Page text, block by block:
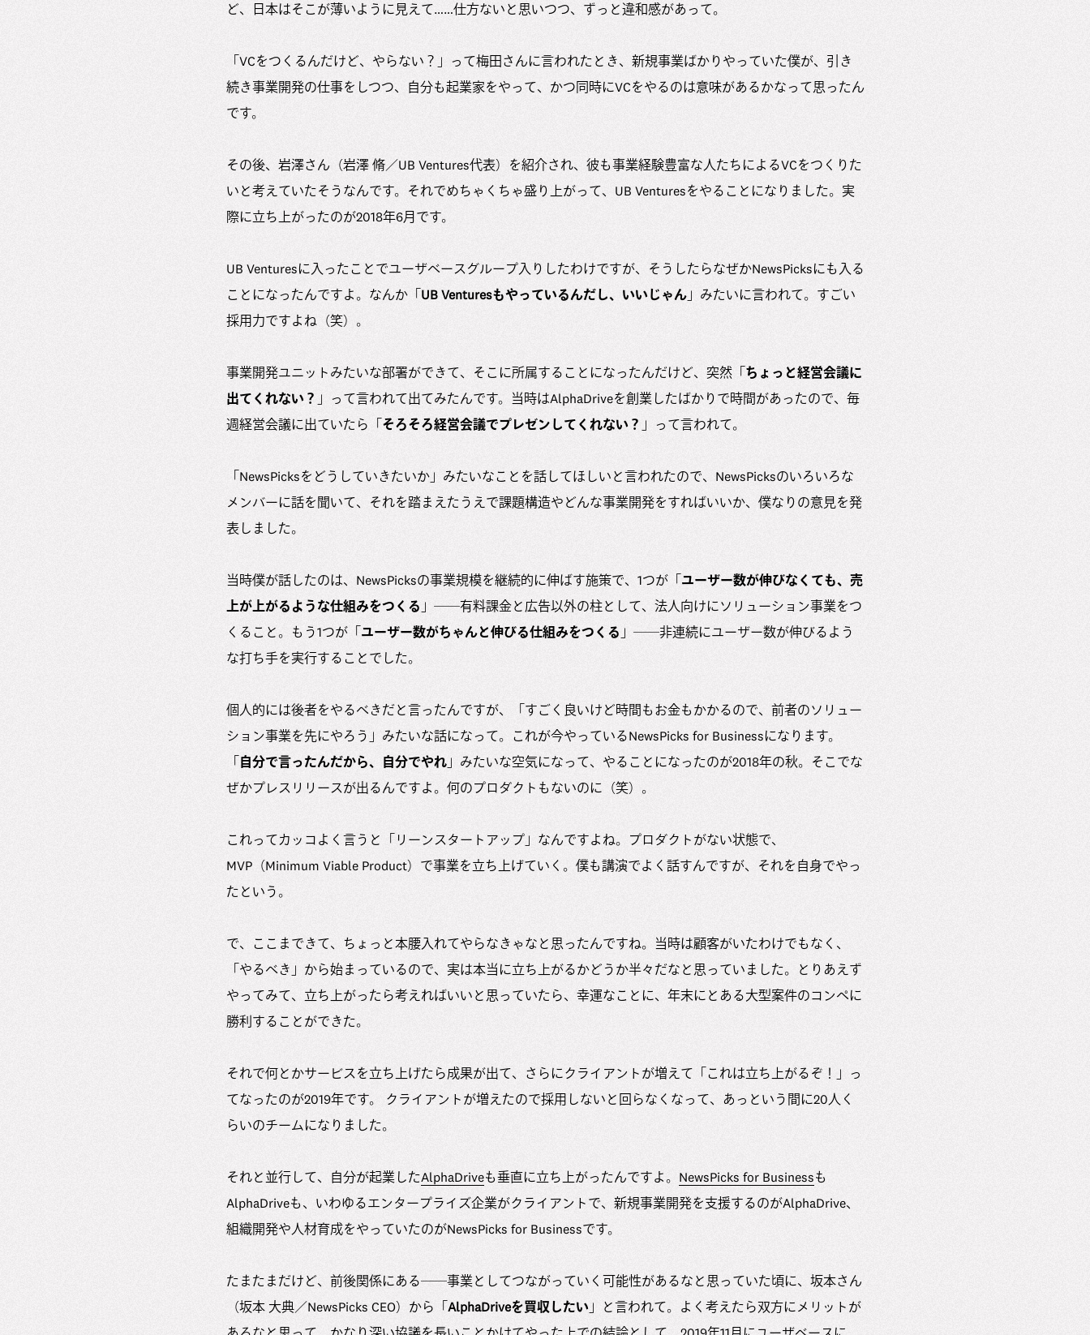
ど、日本はそこが薄いように見えて……仕方ないと思いつつ、ずっと違和感があって。
「VCをつくるんだけど、やらない？」って梅田さんに言われたとき、新規事業ばかりやっていた僕が、引き
続き事業開発の仕事をしつつ、自分も起業家をやって、かつ同時にVCをやるのは意味があるかなって思ったん
です。
その後、岩澤さん（岩澤 脩／UB Ventures代表）を紹介され、彼も事業経験豊富な人たちによるVCをつくりた
いと考えていたそうなんです。それでめちゃくちゃ盛り上がって、UB Venturesをやることになりました。実
際に立ち上がったのが2018年6月です。
UB Venturesに入ったことでユーザベースグループ入りしたわけですが、そうしたらなぜかNewsPicksにも入る
ことになったんですよ。なんか「 UB Venturesもやっているんだし、いいじゃん」みたいに言われて。すごい
採用力ですよね（笑）。
事業開発ユニットみたいな部署ができて、そこに所属することになったんだけど、突然「 ちょっと経営会議に
出てくれない？ 」って言われて出てみたんです。当時はAlphaDriveを創業したばかりで時間があったので、毎
週経営会議に出ていたら「 そろそろ経営会議でプレゼンしてくれない？ 」って言われて。
「NewsPicksをどうしていきたいか」みたいなことを話してほしいと言われたので、NewsPicksのいろいろな
メンバーに話を聞いて、それを踏まえたうえで課題構造やどんな事業開発をすればいいか、僕なりの意見を発
表しました。
当時僕が話したのは、NewsPicksの事業規模を継続的に伸ばす施策で、1つが「 ユーザー数が伸びなくても、売
上が上がるような仕組みをつくる 」──有料課金と広告以外の柱として、法人向けにソリューション事業をつ
くること。もう1つが「 ユーザー数がちゃんと伸びる仕組みをつくる 」──非連続にユーザー数が伸びるよう
な打ち手を実行することでした。
個人的には後者をやるべきだと言ったんですが、「すごく良いけど時間もお金もかかるので、前者のソリュー
ション事業を先にやろう」みたいな話になって。これが今やっているNewsPicks for Businessになります。
「 自分で言ったんだから、自分でやれ」みたいな空気になって、やることになったのが2018年の秋。そこでな
ぜかプレスリリースが出るんですよ。何のプロダクトもないのに（笑）。
これってカッコよく言うと「リーンスタートアップ」なんですよね。プロダクトがない状態で、
MVP（Minimum Viable Product）で事業を立ち上げていく。僕も講演でよく話すんですが、それを自身でやっ
たという。
で、ここまできて、ちょっと本腰入れてやらなきゃなと思ったんですね。当時は顧客がいたわけでもなく、
「やるべき」から始まっているので、実は本当に立ち上がるかどうか半々だなと思っていました。とりあえず
やってみて、立ち上がったら考えればいいと思っていたら、幸運なことに、年末にとある大型案件のコンペに
勝利することができた。
それで何とかサービスを立ち上げたら成果が出て、さらにクライアントが増えて「これは立ち上がるぞ！」っ
てなったのが2019年です。 クライアントが増えたので採用しないと回らなくなって、あっという間に20人く
らいのチームになりました。
それと並行して、自分が起業したAlphaDriveも垂直に立ち上がったんですよ。 NewsPicks for Businessも
AlphaDriveも、いわゆるエンタープライズ企業がクライアントで、新規事業開発を支援するのがAlphaDrive、
組織開発や人材育成をやっていたのがNewsPicks for Businessです。
たまたまだけど、前後関係にある──事業としてつながっていく可能性があるなと思っていた頃に、 坂本さん
（坂本 大典／NewsPicks CEO）から「 AlphaDriveを買収したい」と言われて。よく考えたら双方にメリットが